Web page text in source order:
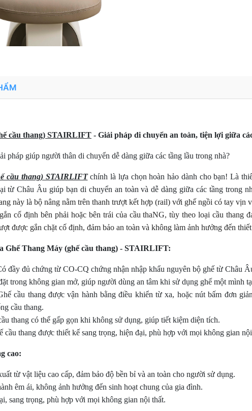
cầu thang) STAIRLIFT - Giải pháp di chuyển an toàn, tiện lợi giữa
pháp giúp người thân di chuyển dễ dàng giữa các tầng lầu trong nhà?
cầu thang) STAIRLIFTchính là lựa chọn hoàn hảo dành cho bạn! Là
từ Châu Âu giúp bạn di chuyển an toàn và dễ dàng giữa các tầng trong
này là bộ nâng nằm trên thanh trượt kết hợp (rail) với ghế ngồi có tay vịn
cố định bên phải hoặc bên trái của cầu thaNG, tùy theo loại cầu thang
được gắn chặt cố định, đảm bảo an toàn và không làm ảnh hưởng đến
Ghế Thang Máy (ghế cầu thang) - STAIRLIFT:
đầy đủ chứng từ CO-CQ chứng nhận nhập khẩu nguyên bộ ghế từ Châu
trong không gian mở, giúp người dùng an tâm khi sử dụng ghế một mình
cầu thang được vận hành bằng điều khiển từ xa, hoặc nút bấm đơn
cầu thang.
thang có thể gấp gọn khi không sử dụng, giúp tiết kiệm diện tích.
cầu thang được thiết kế sang trọng, hiện đại, phù hợp với mọi không gian
cao:
từ vật liệu cao cấp, đảm bảo độ bền bỉ và an toàn cho người sử dụng.
êm ái, không ảnh hưởng đến sinh hoạt chung của gia đình.
sang trọng, phù hợp với mọi không gian nội thất.